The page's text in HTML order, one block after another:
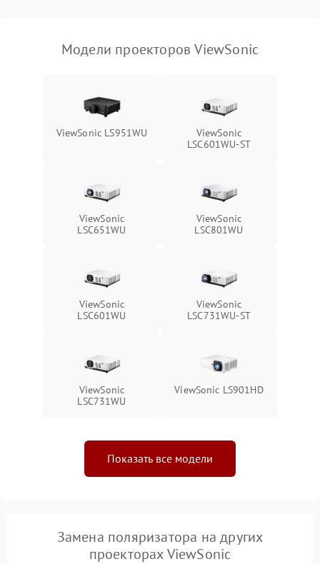
Модели проекторов ViewSonic
ViewSonic LS951WU
ViewSonic
LSC601WU-ST
ViewSonic
LSC651WU
ViewSonic
LSC801WU
ViewSonic
LSC601WU
ViewSonic
LSC731WU-ST
ViewSonic
LSC731WU
ViewSonic LS901HD
Показать все модели
Замена поляризатора на других
проекторах ViewSonic